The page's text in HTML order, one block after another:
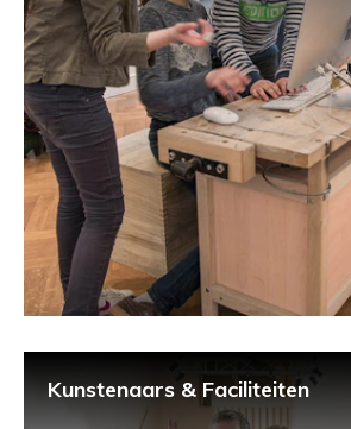
Kunstenaars & Faciliteiten